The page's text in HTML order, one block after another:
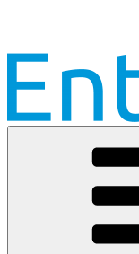
Información ferroviaria